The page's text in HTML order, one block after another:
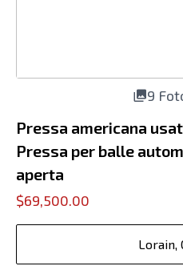
9
Pressa americana
Pressa per balle
aperta
$69,500.00
Lorain,